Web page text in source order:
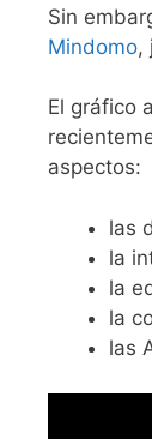
Sin
Mindomo,
El gráfico
aspectos:
las
la
la
la
las